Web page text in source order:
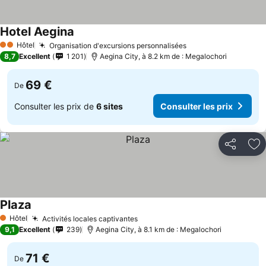
2 Étoiles
Hôtel Organisation d'excursions personnalisées
Hotel Aegina
8,7 Excellent 1 201 Aegina City, à 8.2 km de : Megalochori
De 69 €
Consulter les prix de 6 sites Consulter les prix
Partager
1 Étoiles
Hôtel Activités locales captivantes
Plaza
9,1 Excellent 239 Aegina City, à 8.1 km de : Megalochori
De 71 €